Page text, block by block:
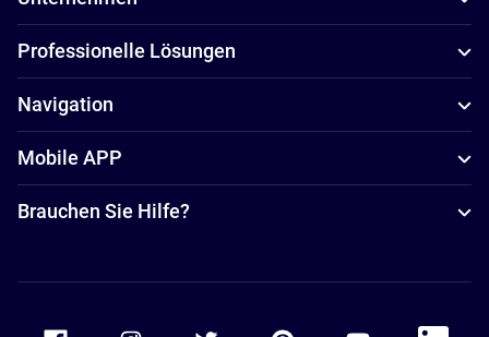
Professionelle Lösungen
Navigation
Mobile APP
Brauchen Sie Hilfe?
Accor Facebook Accor TwitterAccor PinterestAccor Youtube
Accor